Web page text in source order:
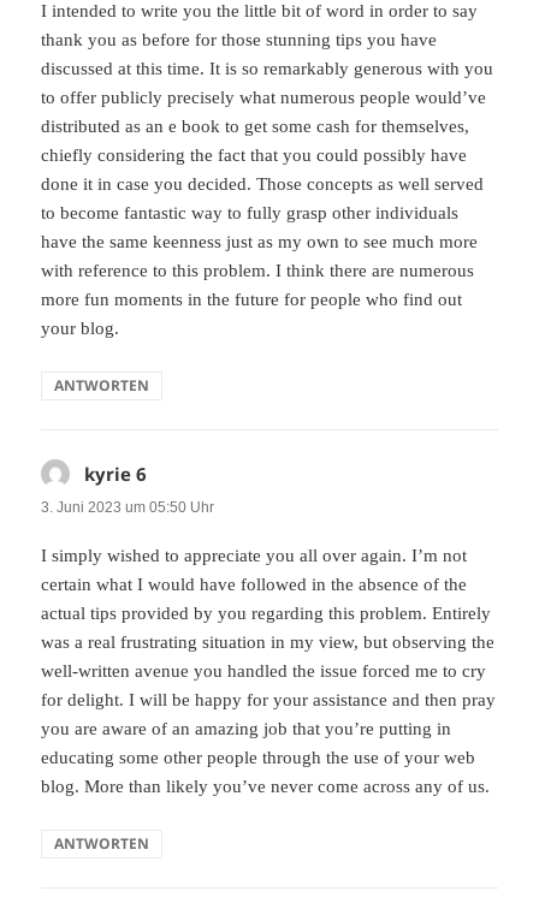
I intended to write you the little bit of word in order to say
thank you as before for those stunning tips you have
discussed at this time. It is so remarkably generous with you
to offer publicly precisely what numerous people would’ve
distributed as an e book to get some cash for themselves,
chiefly considering the fact that you could possibly have
done it in case you decided. Those concepts as well served
to become fantastic way to fully grasp other individuals
have the same keenness just as my own to see much more
with reference to this problem. I think there are numerous
more fun moments in the future for people who find out
your blog.
ANTWORTEN
kyrie 6
3. Juni 2023 um 05:50 Uhr
I simply wished to appreciate you all over again. I’m not
certain what I would have followed in the absence of the
actual tips provided by you regarding this problem. Entirely
was a real frustrating situation in my view, but observing the
well-written avenue you handled the issue forced me to cry
for delight. I will be happy for your assistance and then pray
you are aware of an amazing job that you’re putting in
educating some other people through the use of your web
blog. More than likely you’ve never come across any of us.
ANTWORTEN